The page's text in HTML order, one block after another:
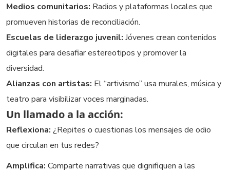
Medios comunitarios: Radios y plataformas locales que
promueven historias de reconciliación.
Escuelas de liderazgo juvenil: Jóvenes crean contenidos
digitales para desafiar estereotipos y promover la
diversidad.
Alianzas con artistas: El “artivismo” usa murales, música y
teatro para visibilizar voces marginadas.
Un llamado a la acción:
Reflexiona: ¿Repites o cuestionas los mensajes de odio
que circulan en tus redes?
Amplifica: Comparte narrativas que dignifiquen a las